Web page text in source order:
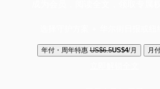
年付・周年特惠 US$6.5US$4/月 月